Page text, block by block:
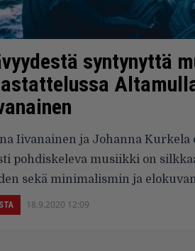
syntynyttä
Iivanainen ja Johanna
pohdiskeleva musiikki on
sekä minimalismin ja
18.9.2020 12:09